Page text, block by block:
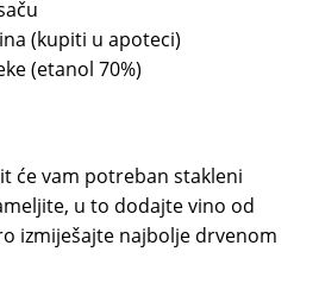
(kupiti u apoteci)
(etanol 70%)
će vam potreban stakleni
u to dodajte vino od
izmiješajte najbolje drvenom